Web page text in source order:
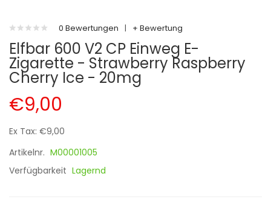
0 Bewertungen | + Bewertung
Elfbar 600 V2 CP Einweg E-
Zigarette - Strawberry Raspberry
Cherry Ice - 20mg
€9,00
Ex Tax: €9,00
Artikelnr. M00001005
Verfügbarkeit Lagernd